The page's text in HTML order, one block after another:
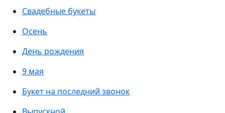
Свадебные букеты
Осень
День рождения
9 мая
Букет на последний звонок